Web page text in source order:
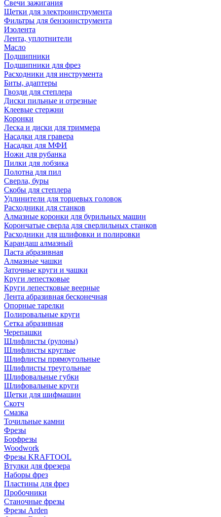
Свечи зажигания
Щетки для электроинструмента
Фильтры для бензоинструмента
Изолента
Лента, уплотнители
Масло
Подшипники
Подшипники для фрез
Расходники для инструмента
Биты, адаптеры
Гвозди для степлера
Диски пильные и отрезные
Клеевые стержни
Коронки
Леска и диски для триммера
Насадки для гравера
Насадки для МФИ
Ножи для рубанка
Пилки для лобзика
Полотна для пил
Сверла, буры
Скобы для степлера
Удлинители для торцевых головок
Расходники для станков
Алмазные коронки для бурильных машин
Корончатые сверла для сверлильных станков
Расходники для шлифовки и полировки
Карандаш алмазный
Паста абразивная
Алмазные чашки
Заточные круги и чашки
Круги лепестковые
Круги лепестковые веерные
Лента абразивная бесконечная
Опорные тарелки
Полировальные круги
Сетка абразивная
Черепашки
Шлифлисты (рулоны)
Шлифлисты круглые
Шлифлисты прямоугольные
Шлифлисты треугольные
Шлифовальные губки
Шлифовальные круги
Щетки для шифмашин
Скотч
Смазка
Точильные камни
Фрезы
Борфрезы
Woodwork
Фрезы KRAFTOOL
Втулки для фрезера
Наборы фрез
Пластины для фрез
Пробочники
Станочные фрезы
Фрезы Arden